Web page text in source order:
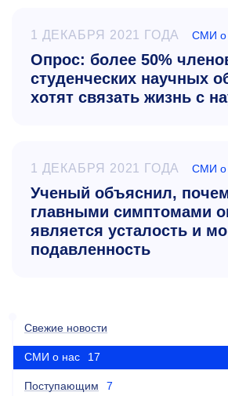
1 ДЕКАБРЯ 2021 ГОДА СМИ о
Опрос: более 50%
студенческих научных
хотят связать жизнь с
1 ДЕКАБРЯ 2021 ГОДА СМИ о
Ученый объяснил,
главными симптомами
является усталость и
подавленность
Свежие новости
СМИ о нас 17
Поступающим 7